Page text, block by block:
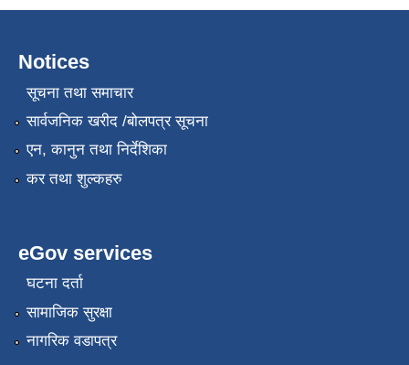
Notices
सूचना तथा समाचार
सार्वजनिक खरीद /बोलपत्र सूचना
एन, कानुन तथा निर्देशिका
कर तथा शुल्कहरु
eGov services
घटना दर्ता
सामाजिक सुरक्षा
नागरिक वडापत्र